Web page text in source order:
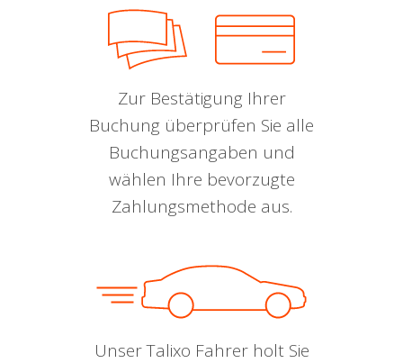
Zur Bestätigung Ihrer
Buchung überprüfen Sie alle
Buchungsangaben und
wählen Ihre bevorzugte
Zahlungsmethode aus.
Unser Talixo Fahrer holt Sie